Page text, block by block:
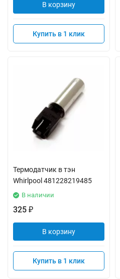
В корзину
Купить в 1 клик
Термодатчик в тэн
Whirlpool 481228219485
В наличии
325 ₽
В корзину
Купить в 1 клик